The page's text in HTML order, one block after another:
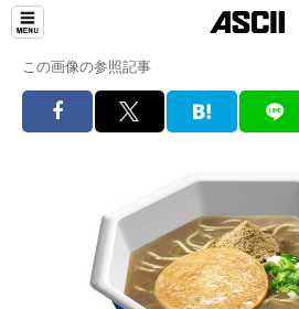
この画像の参照記事